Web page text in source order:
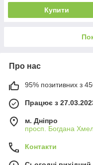
Купити
Про нас
95% позитивних з
Працює з
м. Дніпро
просп. Богдана
Контакти